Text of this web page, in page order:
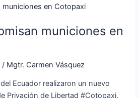
municiones en
/ Mgtr. Carmen Vásquez
Ecuador realizaron un nuevo
Privación de Libertad #Cotopaxi,